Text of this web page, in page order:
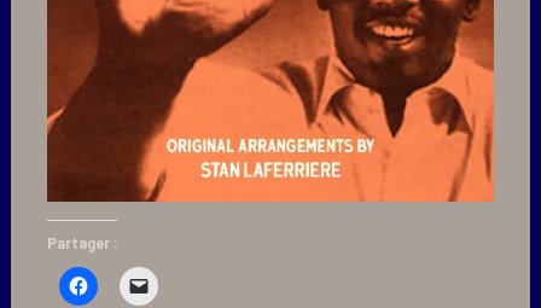
Partager :